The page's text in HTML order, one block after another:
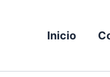
Inicio